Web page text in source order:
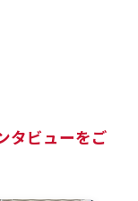
タビューをご